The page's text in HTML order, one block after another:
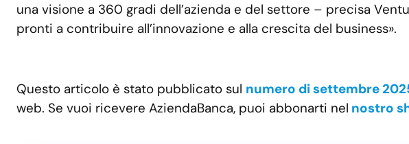
una visione a 360 gradi dell’azienda e del settore – precisa
pronti a contribuire all’innovazione e alla crescita del business».
Questo articolo è stato pubblicato sul numero di settembre
web. Se vuoi ricevere AziendaBanca, puoi abbonarti nel nostro